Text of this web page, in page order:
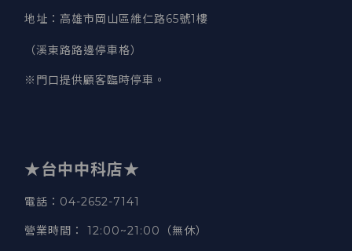
地址 ： 高雄市岡山區維仁路65號1樓
（溪東路路邊停車格）
※門口提供顧客臨時停車。
★台中中科店★
電話 ：04-2652-7141
營業時間 ： 12:00~21:00（無休）